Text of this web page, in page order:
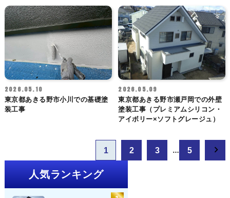
2026.05.10
東京都あきる野市小川での基礎塗
装工事
2026.05.09
東京都あきる野市瀬戸岡での外壁
塗装工事（プレミアムシリコン・
アイボリー×ソフトグレージュ）
1 2 3 … 5
人気ランキング